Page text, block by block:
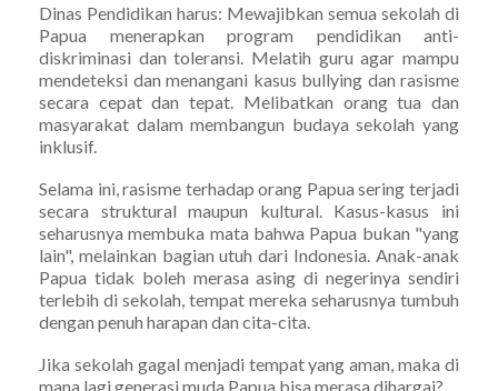
Dinas Pendidikan harus: Mewajibkan semua sekolah di
Papua menerapkan program pendidikan anti-
diskriminasi dan toleransi. Melatih guru agar mampu
mendeteksi dan menangani kasus bullying dan rasisme
secara cepat dan tepat. Melibatkan orang tua dan
masyarakat dalam membangun budaya sekolah yang
inklusif.
Selama ini, rasisme terhadap orang Papua sering terjadi
secara struktural maupun kultural. Kasus-kasus ini
seharusnya membuka mata bahwa Papua bukan "yang
lain", melainkan bagian utuh dari Indonesia. Anak-anak
Papua tidak boleh merasa asing di negerinya sendiri
terlebih di sekolah, tempat mereka seharusnya tumbuh
dengan penuh harapan dan cita-cita.
Jika sekolah gagal menjadi tempat yang aman, maka di
mana lagi generasi muda Papua bisa merasa dihargai?